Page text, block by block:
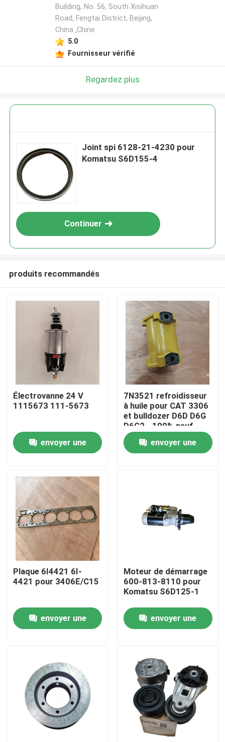
À la maison
Produits
Vidéos
À propos de nous
Visite de l'usine
Contrôle qualité
Nouvelles
télécharger
Building, No. 56, South Xisihuan
Road, Fengtai District, Beijing,
China ,Chine
5.0
Fournisseur vérifié
Regardez plus
Joint spi 6128-21-4230 pour
Komatsu S6D155-4
Continuer
produits recommandés
Électrovanne 24 V
1115673 111-5673
envoyer une
7N3521 refroidisseur
à huile pour CAT 3306
et bulldozer D6D D6G
D6G2 - 100% neuf
avec une garantie d'un
an
envoyer une
Plaque 6I4421 6I-
4421 pour 3406E/C15
envoyer une
Moteur de démarrage
600-813-8110 pour
Komatsu S6D125-1
envoyer une